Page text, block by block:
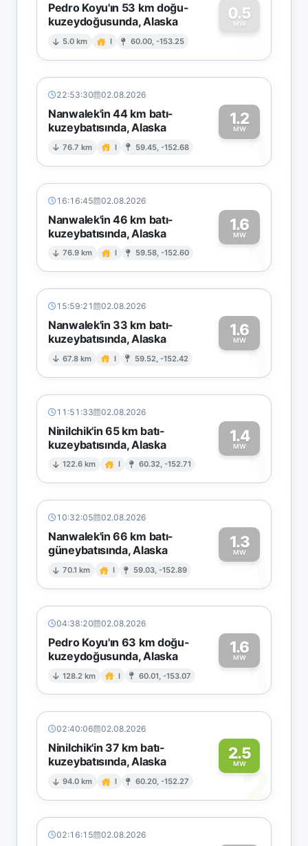
Pedro Koyu'ın 53 km doğu-
kuzeydoğusunda, Alaska
5.0 km I 60.00, -153.25
0.5
MW
0
22:53:30 02.08.2026
Nanwalek'in 44 km batı-
kuzeybatısında, Alaska
76.7 km I 59.45, -152.68
1.2
MW1
16:16:45 02.08.2026
Nanwalek'in 46 km batı-
kuzeybatısında, Alaska
76.9 km I 59.58, -152.60
1.6
MW1
15:59:21 02.08.2026
Nanwalek'in 33 km batı-
kuzeybatısında, Alaska
67.8 km I 59.52, -152.42
1.6
MW1
11:51:33 02.08.2026
Ninilchik'in 65 km batı-
kuzeybatısında, Alaska
122.6 km I 60.32, -152.71
1.4
MW1
10:32:05 02.08.2026
Nanwalek'in 66 km batı-
güneybatısında, Alaska
70.1 km I 59.03, -152.89
1.3
MW1
04:38:20 02.08.2026
Pedro Koyu'ın 63 km doğu-
kuzeydoğusunda, Alaska
128.2 km I 60.01, -153.07
1.6
MW1
02:40:06 02.08.2026
Ninilchik'in 37 km batı-
kuzeybatısında, Alaska
94.0 km I 60.20, -152.27
2.5
MW2
02:16:15 02.08.2026